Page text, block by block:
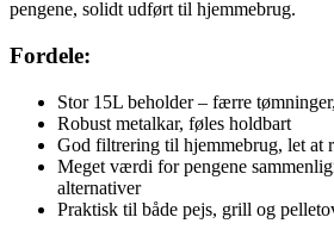
pengene, solidt udført til hjemmebrug.
Fordele:
Stor 15L beholder – færre
Robust metalkar, føles holdbart
God filtrering til hjemmebrug, let at
Meget værdi for pengene
alternativer
Praktisk til både pejs, grill og